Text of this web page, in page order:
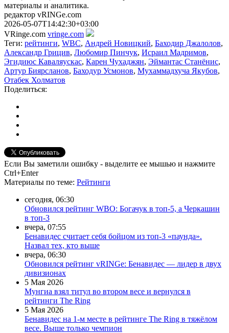
материалы и аналитика.
редактор vRINGe.com
2026-05-07T14:42:30+03:00
VRinge.com vringe.com
Теги: рейтинги, WBC, Андрей Новицкий, Баходир Джалолов,
Александр Грицив, Любомир Пинчук, Исраил Мадримов,
Эгидиюс Каваляускас, Карен Чухаджян, Эймантас Станёнис,
Артур Биярсланов, Баходур Усмонов, Мухаммадхуча Якубов,
Отабек Холматов
Поделиться:
Если Вы заметили ошибку - выделите ее мышью и нажмите
Ctrl+Enter
Материалы по теме: Рейтинги
сегодня, 06:30
Обновился рейтинг WBO: Богачук в топ-5, а Черкашин
в топ-3
вчера, 07:55
Бенавидес считает себя бойцом из топ-3 «паунда».
Назвал тех, кто выше
вчера, 06:30
Обновился рейтинг vRINGe: Бенавидес — лидер в двух
дивизионах
5 Мая 2026
Мунгиа взял титул во втором весе и вернулся в
рейтинги The Ring
5 Мая 2026
Бенавидес на 1-м месте в рейтинге The Ring в тяжёлом
весе. Выше только чемпион